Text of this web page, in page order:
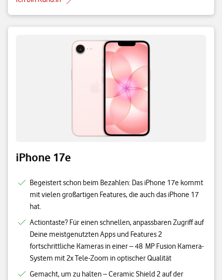
iPhone 17e
Begeistert schon beim Bezahlen: Das iPhone 17e kommt
mit vielen großartigen Features, die auch das iPhone 17
hat.
Actiontaste? Für einen schnellen, anpassbaren Zugriff auf
Deine meistgenutzten Apps und Features 2
fortschrittliche Kameras in einer – 48 MP Fusion Kamera-
System mit 2x Tele-Zoom in optischer Qualität
Gemacht, um zu halten – Ceramic Shield 2 auf der